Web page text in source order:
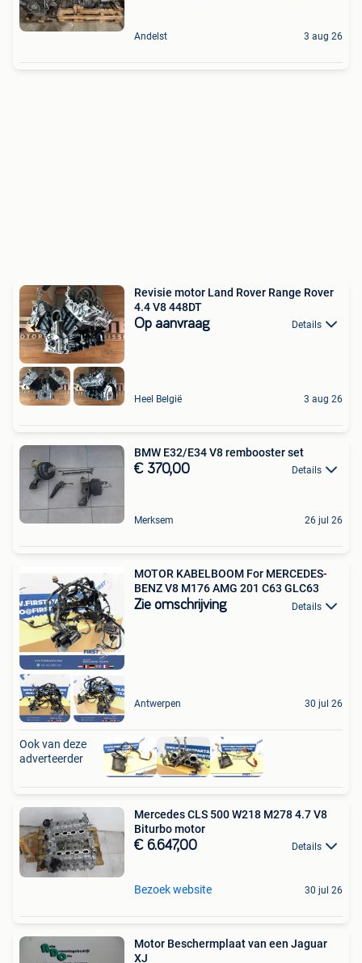
Andelst 3 aug 26
Revisie motor Land Rover Range Rover
4.4 V8 448DT
Op aanvraag Details
Heel België 3 aug 26
BMW E32/E34 V8 rembooster set
€ 370,00 Details
Merksem 26 jul 26
MOTOR KABELBOOM For MERCEDES-
BENZ V8 M176 AMG 201 C63 GLC63
Zie omschrijving Details
Antwerpen 30 jul 26
Ook van deze
adverteerder
Mercedes CLS 500 W218 M278 4.7 V8
Biturbo motor
€ 6.647,00 Details
Bezoek website 30 jul 26
Motor Beschermplaat van een Jaguar
XJ